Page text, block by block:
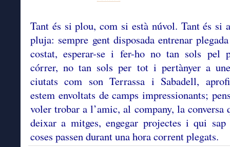
Tant és si plou, com si està núvol. Tant és si
pluja: sempre gent disposada entrenar
costat, esperar-se i fer-ho no tan sols pel
córrer, no tan sols per tot i pertànyer a
ciutats com son Terrassa i Sabadell,
estem envoltats de camps impressionants;
voler trobar a l’amic, al company, la conversa
deixar a mitges, engegar projectes i qui sap
coses passen durant una hora corrent plegats.